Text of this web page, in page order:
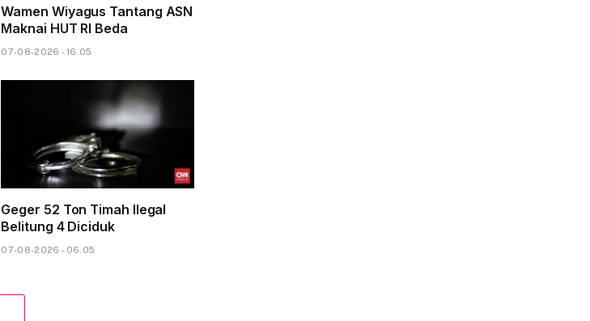
Wamen Wiyagus Tantang ASN
Maknai HUT RI Beda
07-08-2026 - 16.05
Geger 52 Ton Timah Ilegal
Belitung 4 Diciduk
07-08-2026 - 06.05